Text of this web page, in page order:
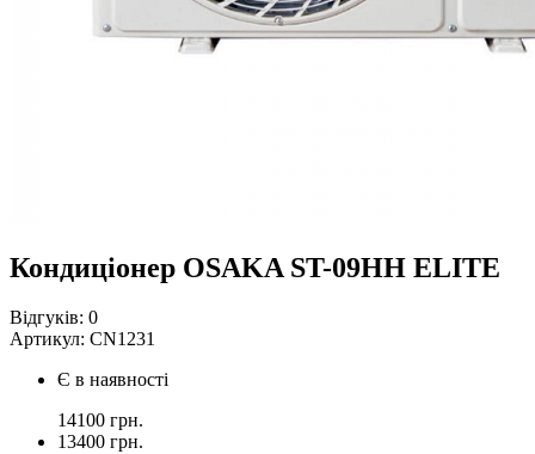
Кондиціонер OSAKA ST-09HH ELITE
Відгуків: 0
Артикул: CN1231
Є в наявності
14100 грн.
13400 грн.